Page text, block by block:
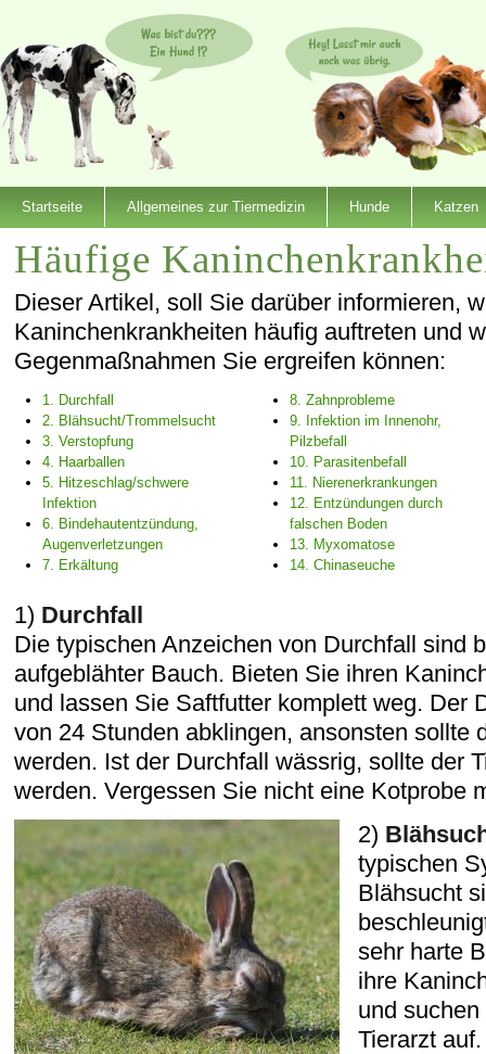
Startseite Allgemeines zur Tiermedizin Hunde Katzen
Häufige
Dieser Artikel, soll Sie darüber informieren,
Kaninchenkrankheiten häufig auftreten und
Gegenmaßnahmen Sie ergreifen können:
1. Durchfall
2. Blähsucht/Trommelsucht
3. Verstopfung
4. Haarballen
5. Hitzeschlag/schwere
Infektion
6. Bindehautentzündung,
Augenverletzungen
7. Erkältung
8. Zahnprobleme
9. Infektion im Innenohr,
Pilzbefall
10. Parasitenbefall
11. Nierenerkrankungen
12. Entzündungen durch
falschen Boden
13. Myxomatose
14. Chinaseuche
1) Durchfall
Die typischen Anzeichen von Durchfall sind
aufgeblähter Bauch. Bieten Sie ihren
und lassen Sie Saftfutter komplett weg. Der
von 24 Stunden abklingen, ansonsten sollte
werden. Ist der Durchfall wässrig, sollte der
werden. Vergessen Sie nicht eine Kotprobe
2)
typischen
Blähsucht
sehr harte
ihre
und
Tierarzt auf.